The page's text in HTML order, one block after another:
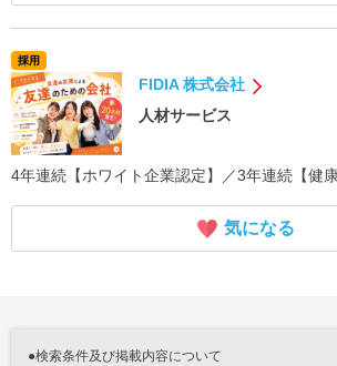
採用
FIDIA 株式会社
人材サービス
4年連続【ホワイト企業認定】／3年連続【健
気になる
●検索条件及び掲載内容について